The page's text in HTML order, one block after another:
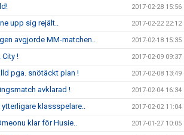
2017-02-28 15:56
upp sig rejält.. 2017-02-22 22:12
avgjorde MM-matchen.. 2017-02-18 15:35
! 2017-02-09 09:37
pga. snötäckt plan ! 2017-02-08 13:49
avklarad ! 2017-02-04 16:34
klassspelare.. 2017-02-02 11:04
klar för Husie.. 2017-01-27 10:05